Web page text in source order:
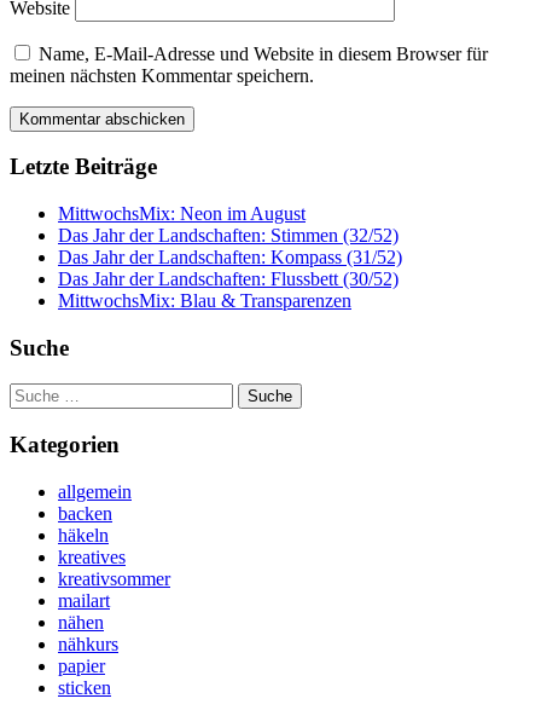
Website
Name, E-Mail-Adresse und Website in diesem Browser für
meinen nächsten Kommentar speichern.
Letzte Beiträge
MittwochsMix: Neon im August
Das Jahr der Landschaften: Stimmen (32/52)
Das Jahr der Landschaften: Kompass (31/52)
Das Jahr der Landschaften: Flussbett (30/52)
MittwochsMix: Blau & Transparenzen
Suche
Suche
nach:
Kategorien
allgemein
backen
häkeln
kreatives
kreativsommer
mailart
nähen
nähkurs
papier
sticken